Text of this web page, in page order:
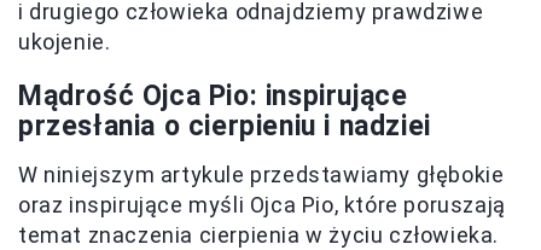
i drugiego człowieka odnajdziemy prawdziwe
ukojenie.
Mądrość Ojca Pio: inspirujące
przesłania o cierpieniu i nadziei
W niniejszym artykule przedstawiamy głębokie
oraz inspirujące myśli Ojca Pio, które poruszają
temat znaczenia cierpienia w życiu człowieka.